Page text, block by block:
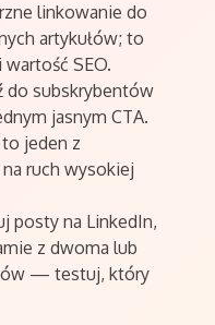
linkowanie do
artykułów; to
SEO.
do subskrybentów
jasnym CTA.
to jeden z
ruch wysokiej
posty na LinkedIn,
z dwoma lub
— testuj, który